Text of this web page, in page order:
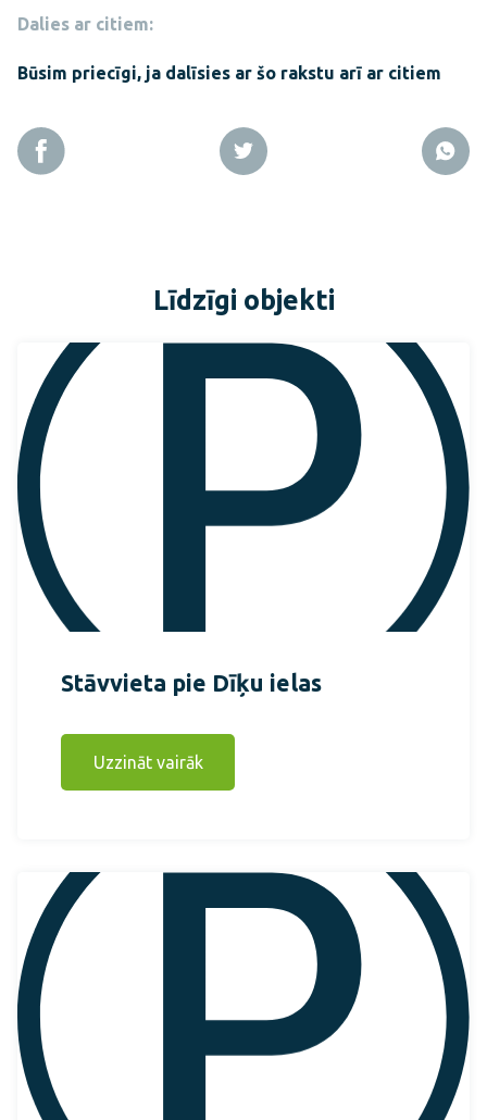
Dalies ar citiem:
Būsim priecīgi, ja dalīsies ar šo rakstu arī ar citiem
Līdzīgi objekti
Stāvvieta pie Dīķu ielas
Uzzināt vairāk